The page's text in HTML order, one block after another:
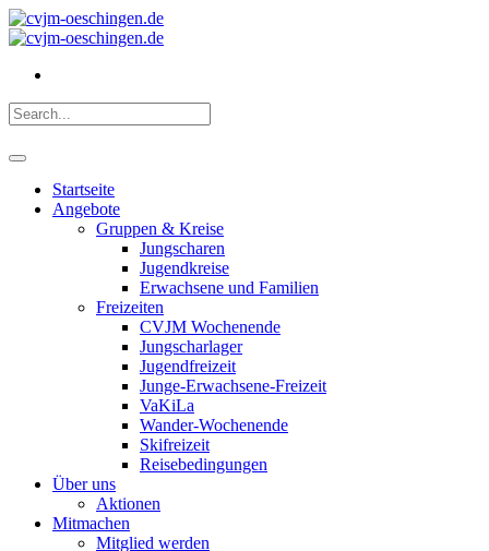
Startseite
Angebote
Gruppen & Kreise
Jungscharen
Jugendkreise
Erwachsene und Familien
Freizeiten
CVJM Wochenende
Jungscharlager
Jugendfreizeit
Junge-Erwachsene-Freizeit
VaKiLa
Wander-Wochenende
Skifreizeit
Reisebedingungen
Über uns
Aktionen
Mitmachen
Mitglied werden